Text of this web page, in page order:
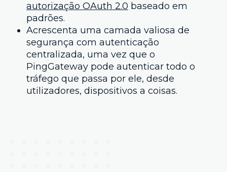
autorização OAuth 2.0 baseado em
padrões.
Acrescenta uma camada valiosa de
segurança com autenticação
centralizada, uma vez que o
PingGateway pode autenticar todo o
tráfego que passa por ele, desde
utilizadores, dispositivos a coisas.